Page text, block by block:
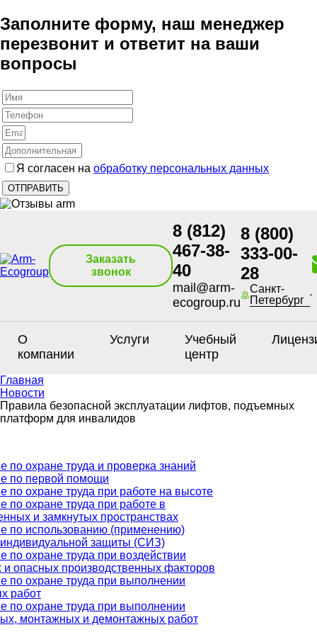
Заполните форму, наш менеджер
перезвонит и ответит на ваши
вопросы
Я согласен на обработку персональных данных
Заказать
звонок
8 (812)
467-38-
40
mail@arm-
ecogroup.ru
8 (800)
333-00-
28
Санкт-
Петербург
О
компании
Услуги
Учебный
центр
Главная
Новости
Правила безопасной эксплуатации лифтов, подъемных
платформ для инвалидов
по охране труда и проверка знаний
по первой помощи
по охране труда при работе на высоте
по охране труда при работе в
и замкнутых пространствах
по использованию (применению)
индивидуальной защиты (СИЗ)
по охране труда при воздействии
опасных производственных факторов
по охране труда при выполнении
работ
по охране труда при выполнении
монтажных и демонтажных работ